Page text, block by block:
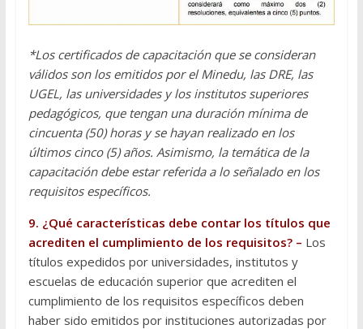
*Los certificados de capacitación que se consideran
válidos son los emitidos por el Minedu, las DRE, las
UGEL, las universidades y los institutos superiores
pedagógicos, que tengan una duración mínima de
cincuenta (50) horas y se hayan realizado en los
últimos cinco (5) años. Asimismo, la temática de la
capacitación debe estar referida a lo señalado en los
requisitos específicos.
9. ¿Qué características debe contar los títulos que
acrediten el cumplimiento de los requisitos? – Los
títulos expedidos por universidades, institutos y
escuelas de educación superior que acrediten el
cumplimiento de los requisitos específicos deben
haber sido emitidos por instituciones autorizadas por